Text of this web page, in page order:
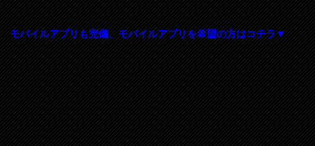
モバイルアプリも完備、モバイルアプリを希望の方はコチラ▼